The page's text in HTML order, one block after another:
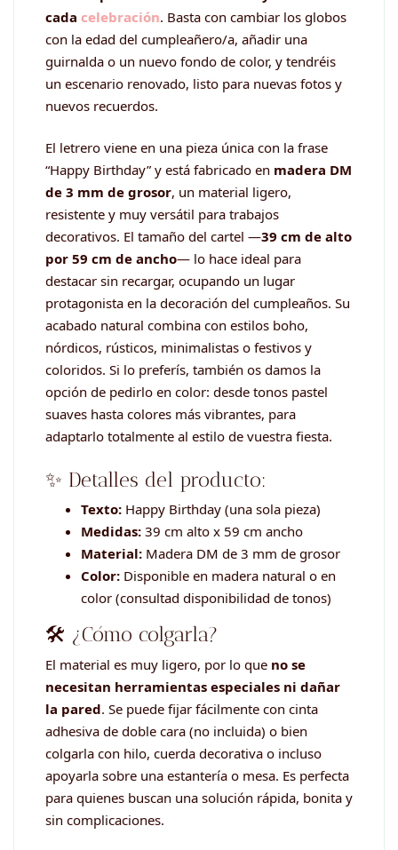
cada celebración. Basta con cambiar los globos
con la edad del cumpleañero/a, añadir una
guirnalda o un nuevo fondo de color, y tendréis
un escenario renovado, listo para nuevas fotos y
nuevos recuerdos.
El letrero viene en una pieza única con la frase
“Happy Birthday” y está fabricado en madera DM
de 3 mm de grosor, un material ligero,
resistente y muy versátil para trabajos
decorativos. El tamaño del cartel —39 cm de alto
por 59 cm de ancho— lo hace ideal para
destacar sin recargar, ocupando un lugar
protagonista en la decoración del cumpleaños. Su
acabado natural combina con estilos boho,
nórdicos, rústicos, minimalistas o festivos y
coloridos. Si lo preferís, también os damos la
opción de pedirlo en color: desde tonos pastel
suaves hasta colores más vibrantes, para
adaptarlo totalmente al estilo de vuestra fiesta.
✨ Detalles del producto:
Texto: Happy Birthday (una sola pieza)
Medidas: 39 cm alto x 59 cm ancho
Material: Madera DM de 3 mm de grosor
Color: Disponible en madera natural o en
color (consultad disponibilidad de tonos)
🛠️ ¿Cómo colgarla?
El material es muy ligero, por lo que no se
necesitan herramientas especiales ni dañar
la pared. Se puede fijar fácilmente con cinta
adhesiva de doble cara (no incluida) o bien
colgarla con hilo, cuerda decorativa o incluso
apoyarla sobre una estantería o mesa. Es perfecta
para quienes buscan una solución rápida, bonita y
sin complicaciones.